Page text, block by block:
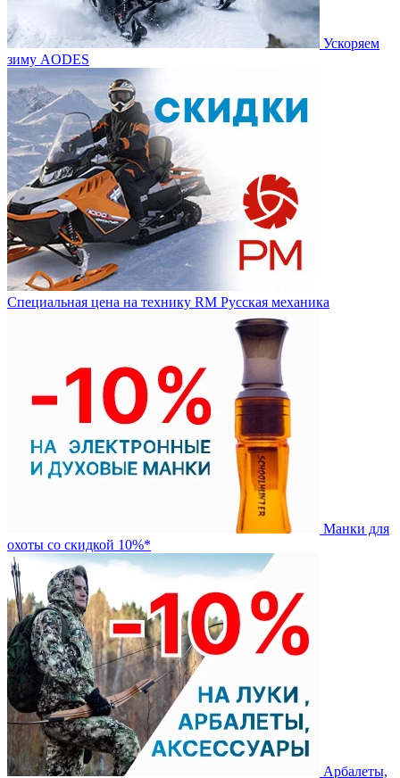
Ускоряем
зиму AODES
Специальная цена на технику RM Русская механика
Манки для
охоты со скидкой 10%*
Арбалеты,